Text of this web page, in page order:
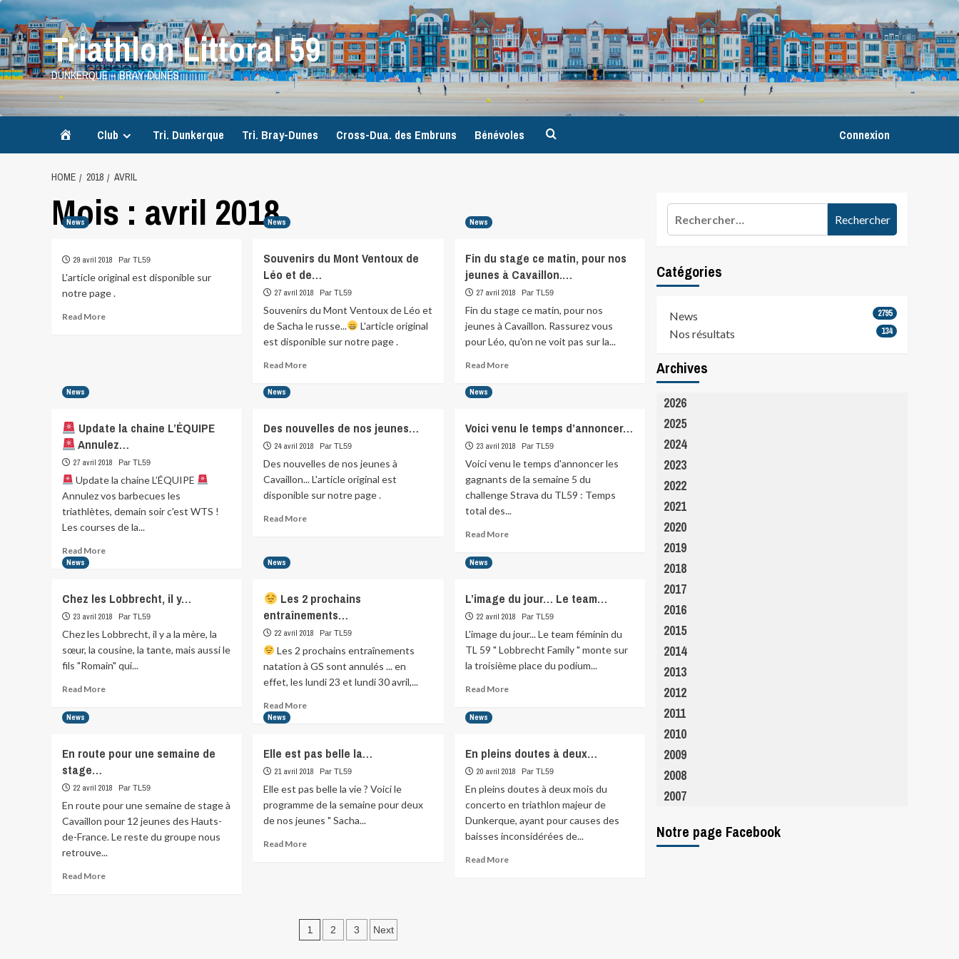
Skip
to
content
Triathlon Littoral 59
DUNKERQUE – BRAY-DUNES
Accueil
Club Tri. Dunkerque Tri. Bray-Dunes Cross-Dua. des Embruns Bénévoles Connexion
HOME 2018 AVRIL
Mois : avril 2018
News
29 avril 2018 Par TL59
L'article original est disponible sur
notre page .
Read MoreRead
News
Souvenirs du Mont Ventoux de
Léo et de…
27 avril 2018 Par TL59
Souvenirs du Mont Ventoux de Léo et
de Sacha le russe...
L'article original
est disponible sur notre page .
Read MoreRead
Mont
Ventoux
Léo
et
de…
News
Fin du stage ce matin, pour nos
jeunes à Cavaillon.…
27 avril 2018 Par TL59
Fin du stage ce matin, pour nos
jeunes à Cavaillon. Rassurez vous
pour Léo, qu'on ne voit pas sur la...
Read MoreRead
stage
ce
pour
nos
jeunes
à
…
News
Update la chaine L’ÉQUIPE
Annulez…
27 avril 2018 Par TL59
Update la chaine L’ÉQUIPE
Annulez vos barbecues les
triathlètes, demain soir c'est WTS !
Les courses de la...
Read MoreRead
Update
la
chaine
Annulez…
News
Des nouvelles de nos jeunes…
24 avril 2018 Par TL59
Des nouvelles de nos jeunes à
Cavaillon... L'article original est
disponible sur notre page .
Read MoreRead
nos
jeunes…
News
Voici venu le temps d’annoncer…
23 avril 2018 Par TL59
Voici venu le temps d'annoncer les
gagnants de la semaine 5 du
challenge Strava du TL59 : Temps
total des...
Read MoreRead
le
temps
News
Chez les Lobbrecht, il y…
23 avril 2018 Par TL59
Chez les Lobbrecht, il y a la mère, la
sœur, la cousine, la tante, mais aussi le
fils "Romain" qui...
Read MoreRead
Lobbrecht,
News
Les 2 prochains
entraînements…
22 avril 2018 Par TL59
Les 2 prochains entraînements
natation à GS sont annulés ... en
effet, les lundi 23 et lundi 30 avril,...
Read MoreRead
Les
2
prochains
News
L’image du jour… Le team…
22 avril 2018 Par TL59
L'image du jour... Le team féminin du
TL 59 " Lobbrecht Family " monte sur
la troisième place du podium...
Read MoreRead
jour…
Le
News
En route pour une semaine de
stage…
22 avril 2018 Par TL59
En route pour une semaine de stage à
Cavaillon pour 12 jeunes des Hauts-
de-France. Le reste du groupe nous
retrouve...
Read MoreRead
News
Elle est pas belle la…
21 avril 2018 Par TL59
Elle est pas belle la vie ? Voici le
programme de la semaine pour deux
de nos jeunes " Sacha...
Read MoreRead
belle
la…
News
En pleins doutes à deux…
20 avril 2018 Par TL59
En pleins doutes à deux mois du
concerto en triathlon majeur de
Dunkerque, ayant pour causes des
baisses inconsidérées de...
Read MoreRead
Pagination
1 2 3 Next
Catégories
News 2795
Nos résultats 134
Archives
2026
2025
2024
2023
2022
2021
2020
2019
2018
2017
2016
2015
2014
2013
2012
2011
2010
2009
2008
2007
Notre page Facebook